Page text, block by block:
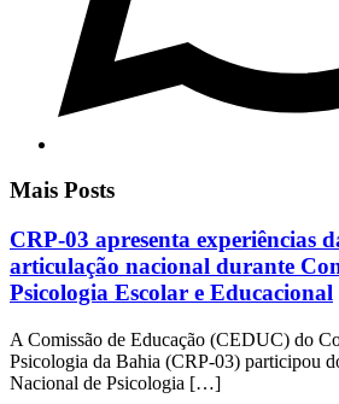
Mais Posts
CRP-03 apresenta experiências
articulação nacional durante
Psicologia Escolar e Educacional
A Comissão de Educação (CEDUC) do
Psicologia da Bahia (CRP-03) participou
Nacional de Psicologia […]